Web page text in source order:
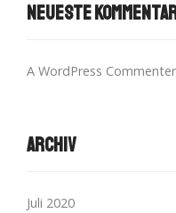
Neueste
A WordPress Commenter
Archiv
Juli 2020